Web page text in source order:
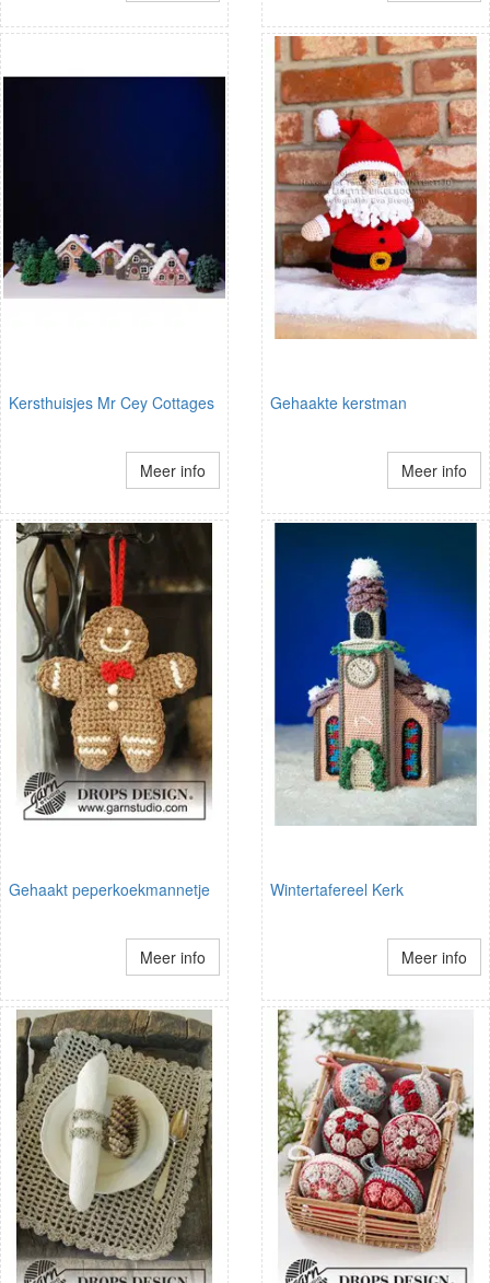
Kersthuisjes Mr Cey Cottages
Meer info
Gehaakte kerstman
Meer info
Gehaakt peperkoekmannetje
Meer info
Wintertafereel Kerk
Meer info